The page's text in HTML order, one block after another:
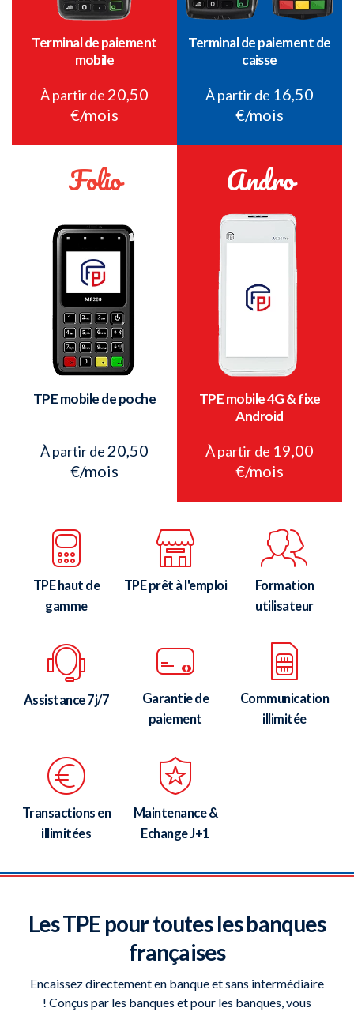
Terminal de paiement
mobile
À partir de 20,50
€/mois
Terminal de paiement de
caisse
À partir de 16,50
€/mois
Folio
TPE mobile de poche
À partir de 20,50
€/mois
Andro
TPE mobile 4G & fixe
Android
À partir de 19,00
€/mois
TPE haut de
gamme
TPE prêt à l'emploi
Formation
utilisateur
Assistance 7j/7
Garantie de
paiement
Communication
illimitée
Transactions en
illimitées
Maintenance &
Echange J+1
Les TPE pour toutes les banques
françaises
Encaissez directement en banque et sans intermédiaire
! Conçus par les banques et pour les banques, vous